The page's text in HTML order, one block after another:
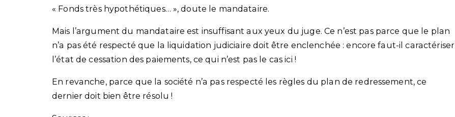
« Fonds très hypothétiques… », doute le mandataire.
Mais l’argument du mandataire est insuffisant aux yeux du juge. Ce n’est pas parce que le plan
n’a pas été respecté que la liquidation judiciaire doit être enclenchée : encore faut-il caractériser
l’état de cessation des paiements, ce qui n’est pas le cas ici !
En revanche, parce que la société n’a pas respecté les règles du plan de redressement, ce
dernier doit bien être résolu !